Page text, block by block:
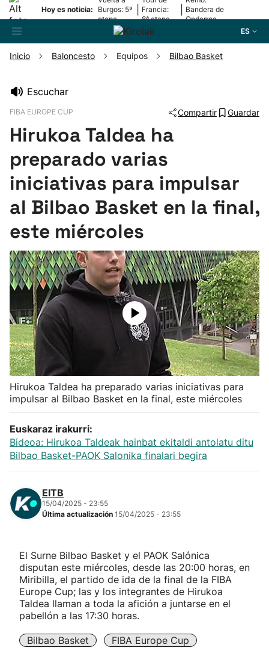
Hoy es noticia:
Burgos: 5ª
etapa
Francia:
8ª etapa
Bandera de
Ondarroa
ES
Pelota
Remo
Ciclismo
Herri-kirolak
Balonmano
Kirolak 360
Atletismo
Más deportes
"Helmuga"
Inicio Baloncesto Equipos Bilbao Basket
Escuchar
FIBA EUROPE CUP Compartir Guardar
Hirukoa Taldea ha
preparado varias
iniciativas para impulsar
al Bilbao Basket en la final,
este miércoles
Hirukoa Taldea ha preparado varias iniciativas para
impulsar al Bilbao Basket en la final, este miércoles
Euskaraz irakurri:
Bideoa: Hirukoa Taldeak hainbat ekitaldi antolatu ditu
Bilbao Basket-PAOK Salonika finalari begira
EITB
15/04/2025 - 23:55
Última actualización 15/04/2025 - 23:55
El Surne Bilbao Basket y el PAOK Salónica
disputan este miércoles, desde las 20:00 horas, en
Miribilla, el partido de ida de la final de la FIBA
Europe Cup; las y los integrantes de Hirukoa
Taldea llaman a toda la afición a juntarse en el
pabellón a las 17:30 horas.
Bilbao Basket FIBA Europe Cup